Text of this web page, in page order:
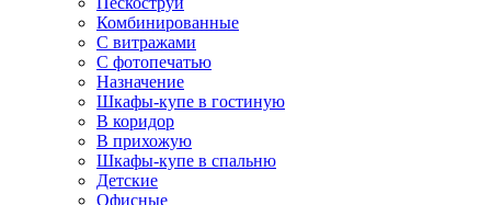
Комбинированные
С витражами
С фотопечатью
Назначение
Шкафы-купе в гостиную
В коридор
В прихожую
Шкафы-купе в спальню
Детские
Офисные